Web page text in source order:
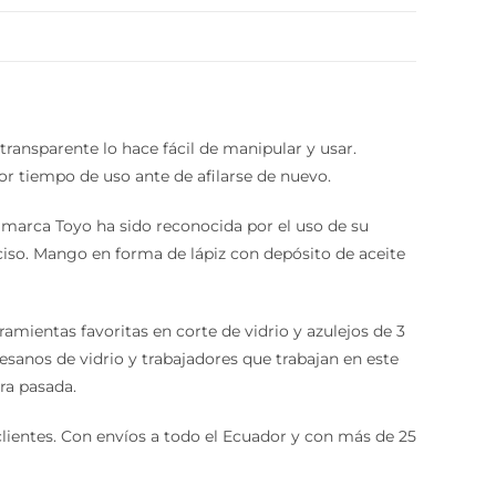
lo hace fácil de manipular y usar.
tiempo de uso ante de afilarse de nuevo.
Toyo ha sido reconocida por el uso de su
Mango en forma de lápiz con depósito de aceite
favoritas en corte de vidrio y azulejos de 3
de vidrio y trabajadores que trabajan en este
pasada.
Con envíos a todo el Ecuador y con más de